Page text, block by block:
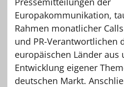
Europakommunikation,
Rahmen monatlicher
und PR-Verantwortlichen
europäischen Länder
Entwicklung eigener
deutschen Markt.